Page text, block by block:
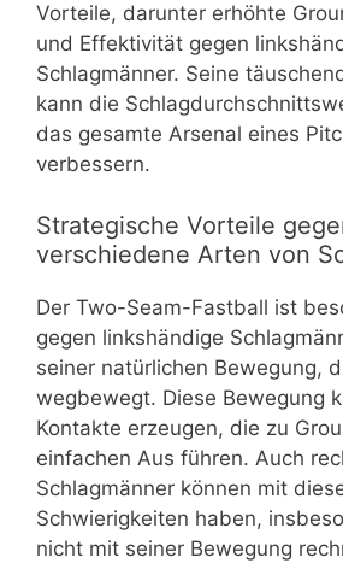
Vorteile, darunter erhöhte
und Effektivität gegen
Schlagmänner. Seine
kann die
das gesamte Arsenal eines
verbessern.
Strategische Vorteile
verschiedene Arten von
Der Two-Seam-Fastball ist
gegen linkshändige
seiner natürlichen Bewegung,
wegbewegt. Diese Bewegung
Kontakte erzeugen, die zu
einfachen Aus führen. Auch
Schlagmänner können mit
Schwierigkeiten haben,
nicht mit seiner Bewegung